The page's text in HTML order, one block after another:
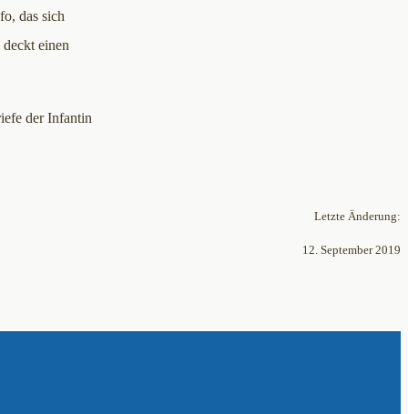
das sich
einen
der Infantin
Letzte Änderung:
12. September 2019